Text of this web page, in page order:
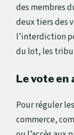
des membres
deux tiers des
l’interdiction
du lot, les
Le vote en
Pour réguler
commerce,